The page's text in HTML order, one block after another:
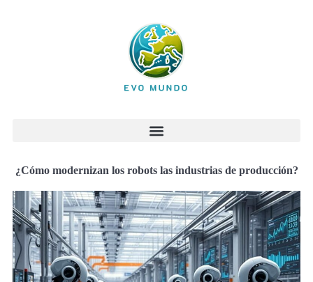
¿Cómo modernizan los robots las industrias de producción?